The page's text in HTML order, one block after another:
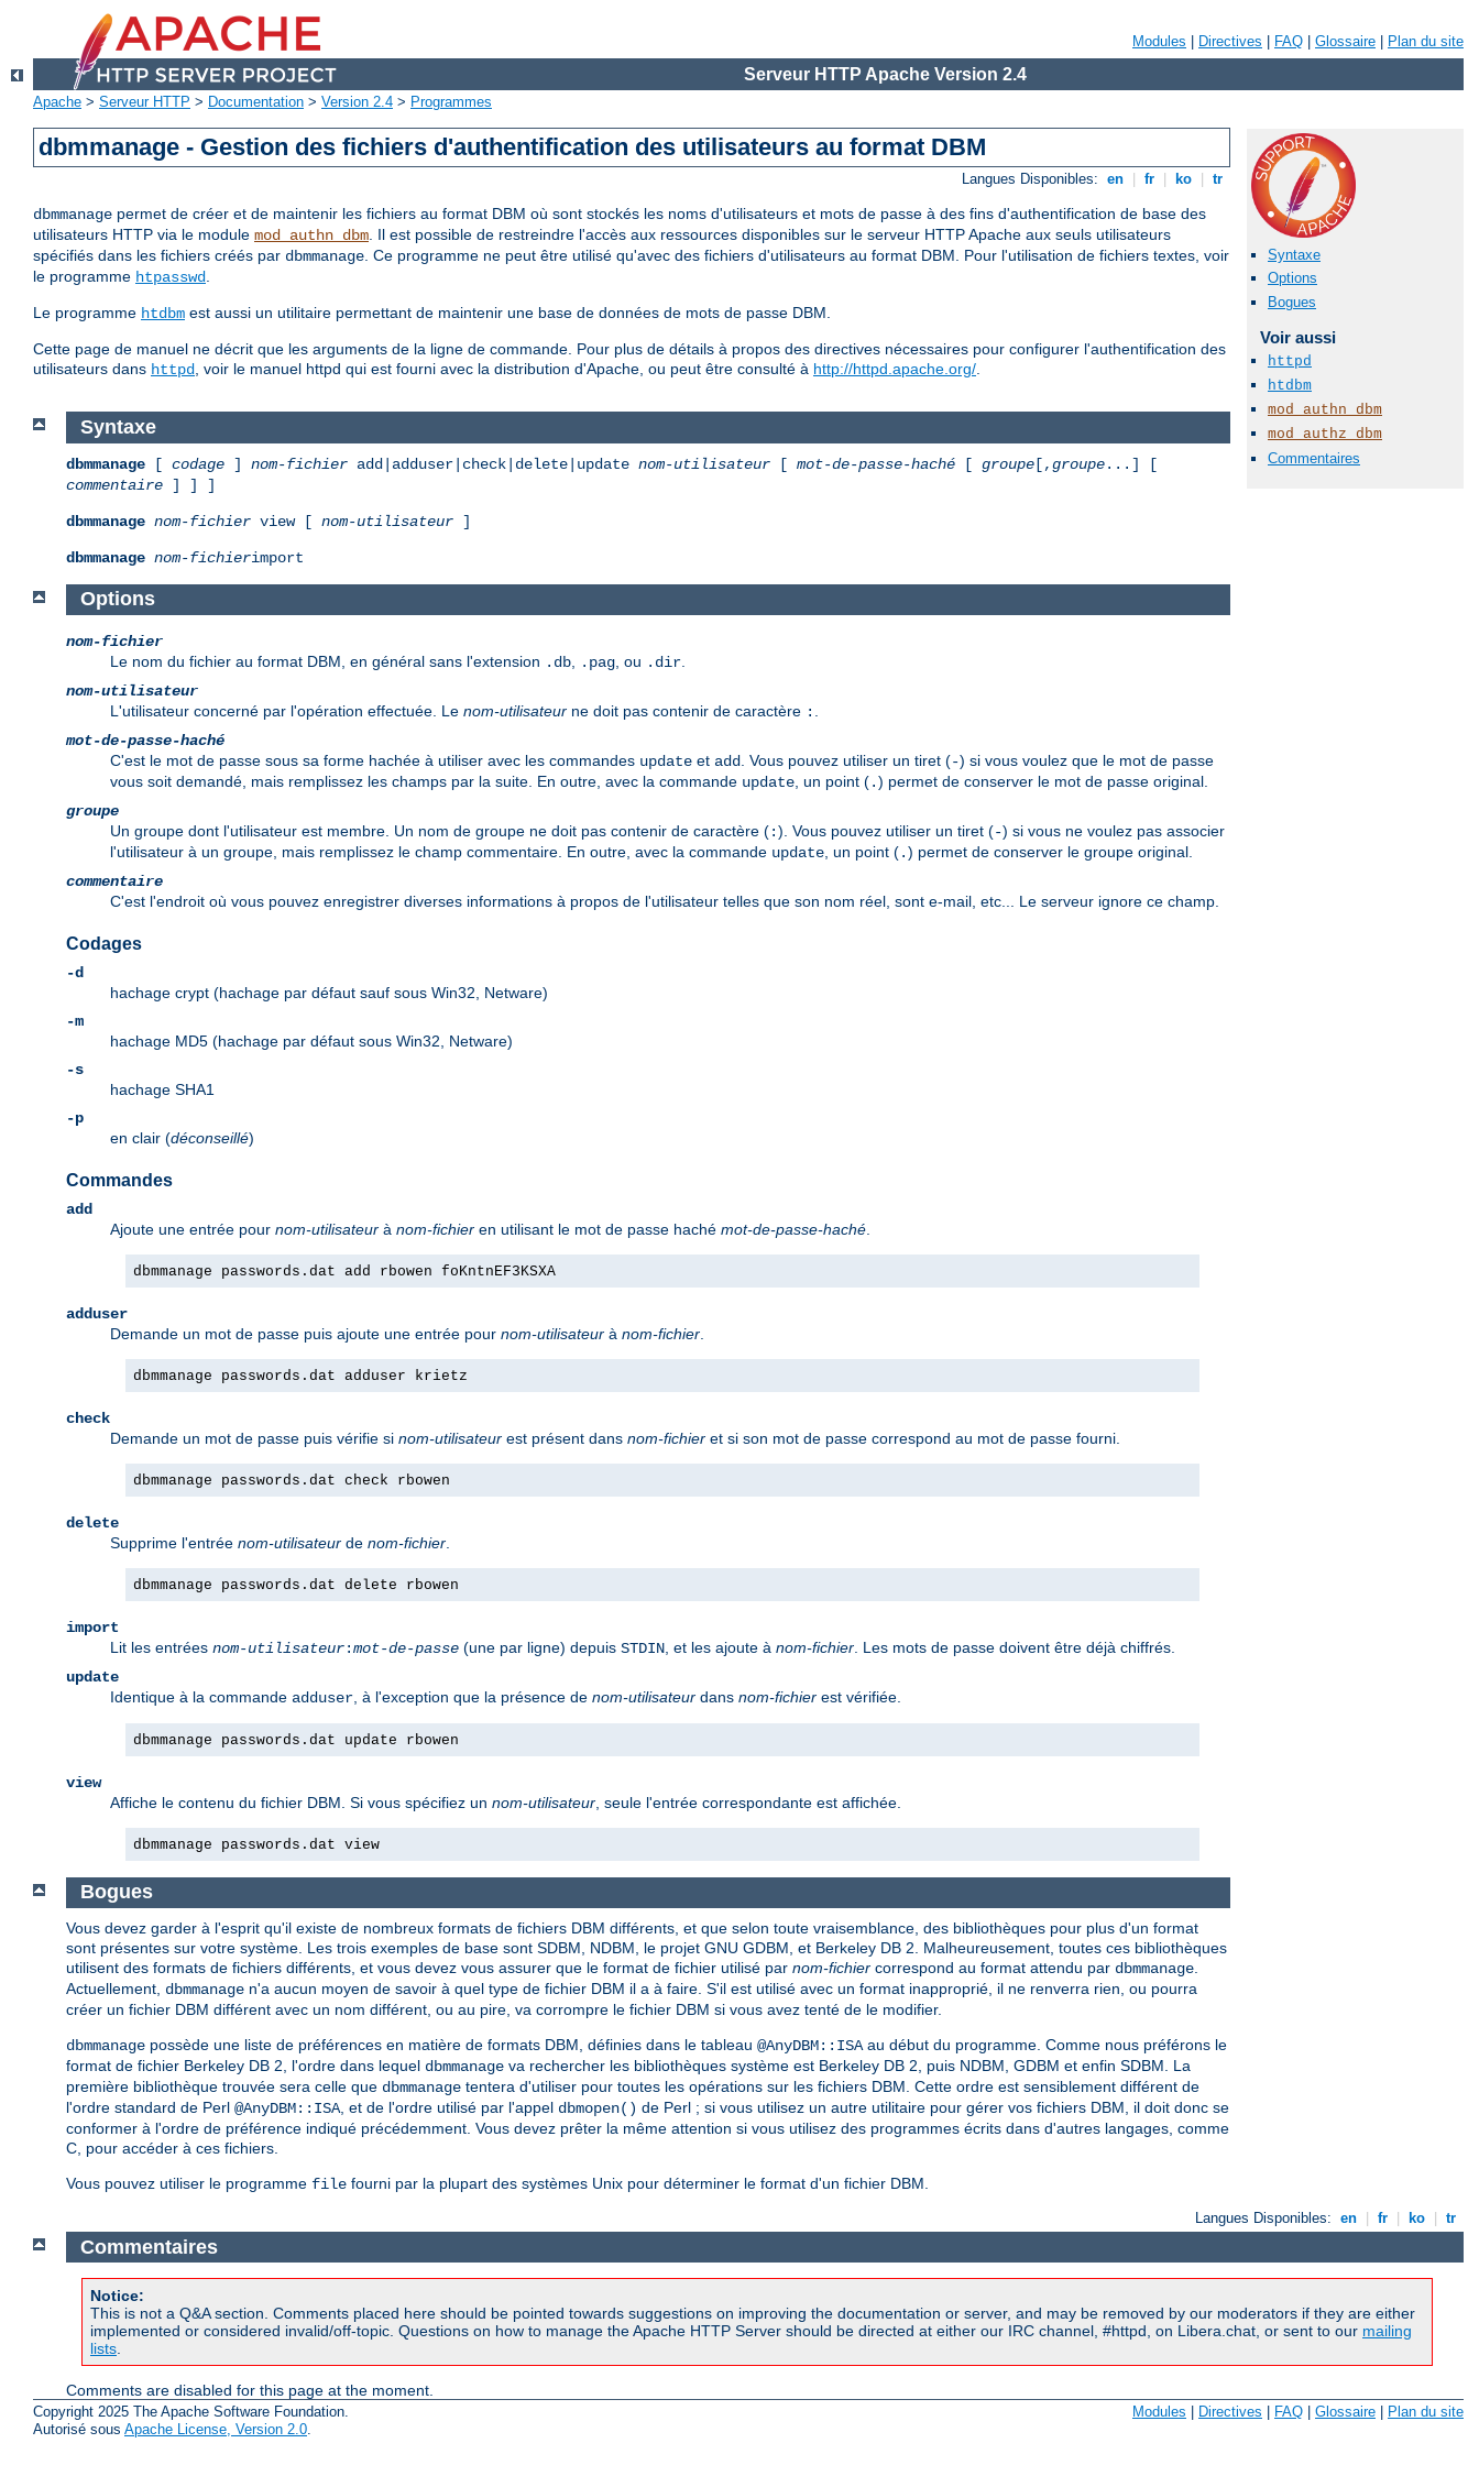
Modules Directives FAQ Glossaire Plan du site
Serveur HTTP Apache Version 2.4
Apache > Serveur HTTP > Documentation > Version 2.4 > Programmes
dbmmanage - Gestion des fichiers d'authentification des utilisateurs au format DBM
Langues Disponibles: en fr ko tr
dbmmanage permet de créer et de maintenir les fichiers au format DBM où sont stockés les noms d'utilisateurs et mots de passe à des fins d'authentification de base des
utilisateurs HTTP via le module mod_authn_dbm. Il est possible de restreindre l'accès aux ressources disponibles sur le serveur HTTP Apache aux seuls utilisateurs
spécifiés dans les fichiers créés par dbmmanage. Ce programme ne peut être utilisé qu'avec des fichiers d'utilisateurs au format DBM. Pour l'utilisation de fichiers textes, voir
le programme htpasswd.
Le programme htdbm est aussi un utilitaire permettant de maintenir une base de données de mots de passe DBM.
Cette page de manuel ne décrit que les arguments de la ligne de commande. Pour plus de détails à propos des directives nécessaires pour configurer l'authentification des
utilisateurs dans httpd, voir le manuel httpd qui est fourni avec la distribution d'Apache, ou peut être consulté à http://httpd.apache.org/.
Syntaxe
Options
Bogues
Voir aussi
httpd
htdbm
mod_authn_dbm
mod_authz_dbm
Commentaires
Syntaxe
dbmmanage [ codage ] nom-fichier add|adduser|check|delete|update nom-utilisateur [ mot-de-passe-haché [ groupe [,groupe...] [
commentaire ] ] ]
dbmmanage nom-fichier view [ nom-utilisateur ]
dbmmanage nom-fichierimport
Options
nom-fichier
Le nom du fichier au format DBM, en général sans l'extension .db .pag , ou .dir
nom-utilisateur
L'utilisateur concerné par l'opération effectuée. Le nom-utilisateur ne doit pas contenir de caractère :
mot-de-passe-haché
C'est le mot de passe sous sa forme hachée à utiliser avec les commandes update et add . Vous pouvez utiliser un tiret (-) si vous voulez que le mot de passe
vous soit demandé, mais remplissez les champs par la suite. En outre, avec la commande update , un point (.) permet de conserver le mot de passe original.
groupe
Un groupe dont l'utilisateur est membre. Un nom de groupe ne doit pas contenir de caractère (:). Vous pouvez utiliser un tiret (-) si vous ne voulez pas associer
l'utilisateur à un groupe, mais remplissez le champ commentaire. En outre, avec la commande update , un point (.) permet de conserver le groupe original.
commentaire
C'est l'endroit où vous pouvez enregistrer diverses informations à propos de l'utilisateur telles que son nom réel, sont e-mail, etc... Le serveur ignore ce champ.
Codages
-d
hachage crypt (hachage par défaut sauf sous Win32, Netware)
-m
hachage MD5 (hachage par défaut sous Win32, Netware)
-s
hachage SHA1
-p
en clair (déconseillé)
Commandes
add
Ajoute une entrée pour nom-utilisateur à nom-fichier en utilisant le mot de passe haché mot-de-passe-haché
dbmmanage passwords.dat add rbowen foKntnEF3KSXA
adduser
Demande un mot de passe puis ajoute une entrée pour nom-utilisateur à nom-fichier
dbmmanage passwords.dat adduser krietz
check
Demande un mot de passe puis vérifie si nom-utilisateur est présent dans nom-fichier et si son mot de passe correspond au mot de passe fourni.
dbmmanage passwords.dat check rbowen
delete
Supprime l'entrée nom-utilisateur de nom-fichier
dbmmanage passwords.dat delete rbowen
import
Lit les entrées nom-utilisateur:mot-de-passe (une par ligne) depuis STDIN , et les ajoute à nom-fichier . Les mots de passe doivent être déjà chiffrés.
update
Identique à la commande adduser , à l'exception que la présence de nom-utilisateur dans nom-fichier est vérifiée.
dbmmanage passwords.dat update rbowen
view
Affiche le contenu du fichier DBM. Si vous spécifiez un nom-utilisateur , seule l'entrée correspondante est affichée.
dbmmanage passwords.dat view
Bogues
Vous devez garder à l'esprit qu'il existe de nombreux formats de fichiers DBM différents, et que selon toute vraisemblance, des bibliothèques pour plus d'un format
sont présentes sur votre système. Les trois exemples de base sont SDBM, NDBM, le projet GNU GDBM, et Berkeley DB 2. Malheureusement, toutes ces bibliothèques
utilisent des formats de fichiers différents, et vous devez vous assurer que le format de fichier utilisé par nom-fichier correspond au format attendu par dbmmanage
Actuellement, dbmmanage n'a aucun moyen de savoir à quel type de fichier DBM il a à faire. S'il est utilisé avec un format inapproprié, il ne renverra rien, ou pourra
créer un fichier DBM différent avec un nom différent, ou au pire, va corrompre le fichier DBM si vous avez tenté de le modifier.
dbmmanage possède une liste de préférences en matière de formats DBM, définies dans le tableau @AnyDBM::ISA au début du programme. Comme nous préférons le
format de fichier Berkeley DB 2, l'ordre dans lequel dbmmanage va rechercher les bibliothèques système est Berkeley DB 2, puis NDBM, GDBM et enfin SDBM. La
première bibliothèque trouvée sera celle que dbmmanage tentera d'utiliser pour toutes les opérations sur les fichiers DBM. Cette ordre est sensiblement différent de
l'ordre standard de Perl @AnyDBM::ISA , et de l'ordre utilisé par l'appel dbmopen() de Perl ; si vous utilisez un autre utilitaire pour gérer vos fichiers DBM, il doit donc se
conformer à l'ordre de préférence indiqué précédemment. Vous devez prêter la même attention si vous utilisez des programmes écrits dans d'autres langages, comme
C, pour accéder à ces fichiers.
Vous pouvez utiliser le programme file fourni par la plupart des systèmes Unix pour déterminer le format d'un fichier DBM.
Langues Disponibles: en fr ko tr
Commentaires
Notice:
This is not a Q&A section. Comments placed here should be pointed towards suggestions on improving the documentation or server, and may be removed by our moderators if they are either
implemented or considered invalid/off-topic. Questions on how to manage the Apache HTTP Server should be directed at either our IRC channel, #httpd, on Libera.chat, or sent to our mailing
lists.
Comments are disabled for this page at the moment.
Copyright 2025 The Apache Software Foundation.
Autorisé sous Apache License, Version 2.0
Modules Directives FAQ Glossaire Plan du site